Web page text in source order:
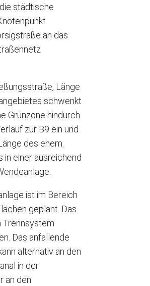
städtische
an das
Länge
schwenkt
Grünzone hindurch
zur B9 ein und
des ehem.
einer ausreichend
ist im Bereich
geplant. Das
Trennsystem
Das anfallende
alternativ an den
in der
an den